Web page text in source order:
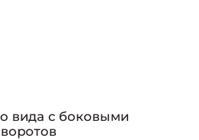
вида с боковыми